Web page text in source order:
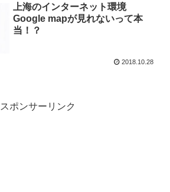
上海のインターネット環境
Google mapが見れないって本
当！？
2018.10.28
スポンサーリンク